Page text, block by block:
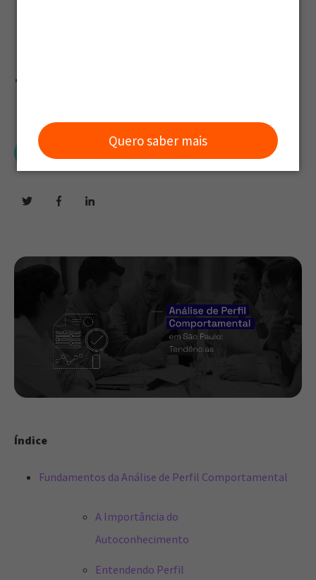
Quero saber mais
Tendências
Índice
Fundamentos da Análise de Perfil Comportamental
A Importância do
Autoconhecimento
Entendendo Perfil